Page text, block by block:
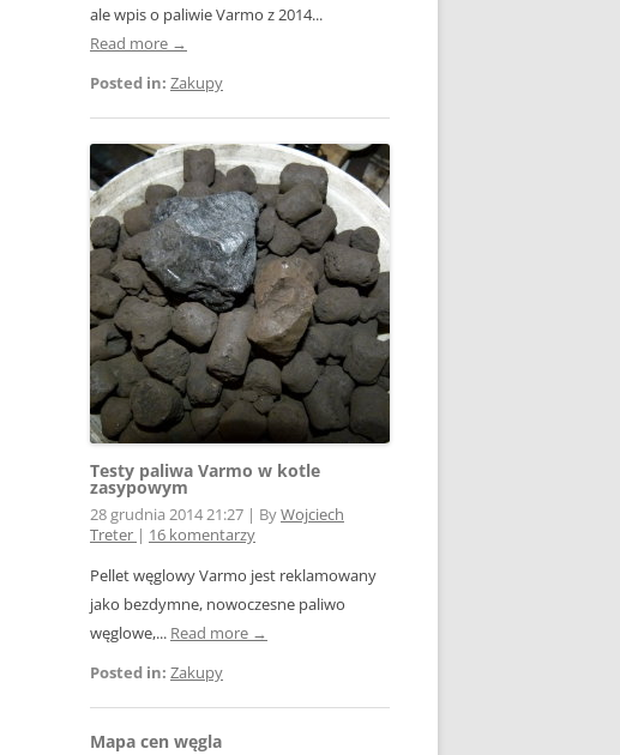
ale wpis o paliwie Varmo z 2014...
Read more →
Posted in: Zakupy
Testy paliwa Varmo w kotle
zasypowym
28 grudnia 2014 21:27 | ByWojciech
Treter | 16 komentarzy
Pellet węglowy Varmo jest reklamowany
jako bezdymne, nowoczesne paliwo
węglowe,... Read more →
Posted in: Zakupy
Mapa cen węgla